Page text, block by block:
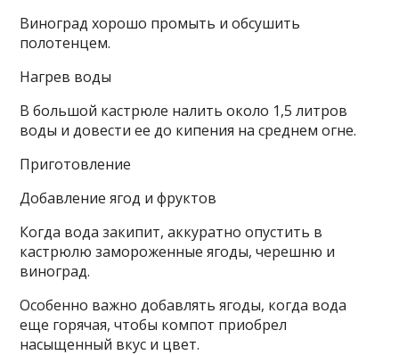
Виноград хорошо промыть и обсушить
полотенцем.
Нагрев воды
В большой кастрюле налить около 1,5 литров
воды и довести ее до кипения на среднем огне.
Приготовление
Добавление ягод и фруктов
Когда вода закипит, аккуратно опустить в
кастрюлю замороженные ягоды, черешню и
виноград.
Особенно важно добавлять ягоды, когда вода
еще горячая, чтобы компот приобрел
насыщенный вкус и цвет.